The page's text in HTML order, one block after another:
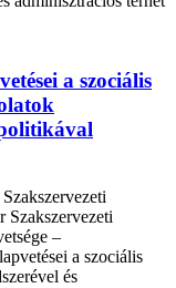
a szociális
Szakszervezeti
–
a szociális
és